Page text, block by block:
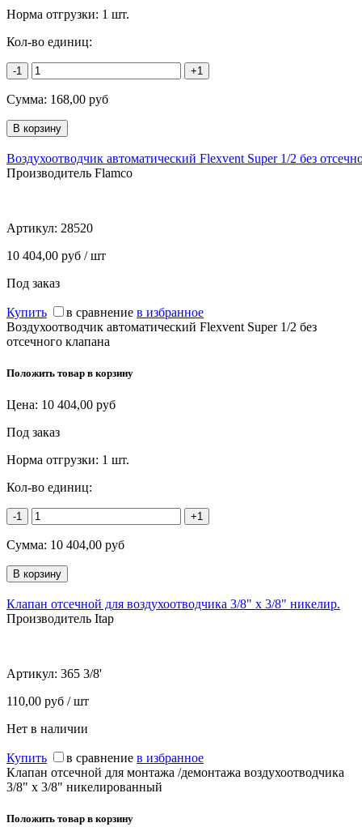
Норма отгрузки: 1 шт.
Кол-во единиц:
-1 +1
Сумма: 168,00 руб
Воздухоотводчик автоматический Flexvent Super 1/2 без
Производитель Flamco
Артикул: 28520
10 404,00 руб / шт
Под заказ
Купить в сравнение в избранное
Воздухоотводчик автоматический Flexvent Super 1/2 без
отсечного клапана
Положить товар в корзину
Цена: 10 404,00 руб
Под заказ
Норма отгрузки: 1 шт.
Кол-во единиц:
-1 +1
Сумма: 10 404,00 руб
Клапан отсечной для воздухоотводчика 3/8" x 3/8" никелир.
Производитель Itap
Артикул: 365 3/8'
110,00 руб / шт
Нет в наличии
Купить в сравнение в избранное
Клапан отсечной для монтажа /демонтажа воздухоотводчика
3/8" x 3/8" никелированный
Положить товар в корзину